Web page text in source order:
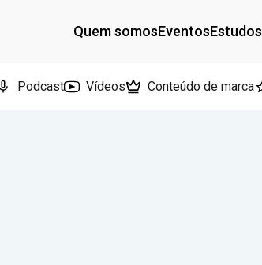
Quem somosEventosEstudos
Podcast Vídeos Conteúdo de marca